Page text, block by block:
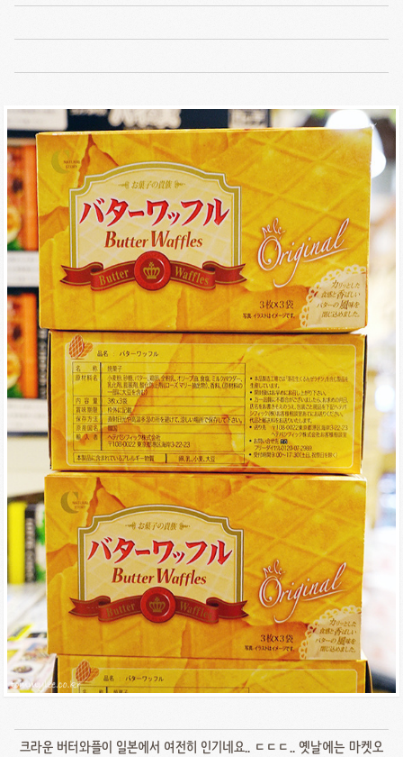
크라운 버터와플이 일본에서 여전히 인기네요.. ㄷㄷㄷ.. 옛날에는 마켓오